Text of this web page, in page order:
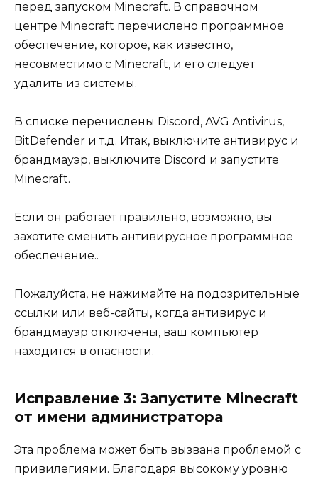
перед запуском Minecraft. В справочном
центре Minecraft перечислено программное
обеспечение, которое, как известно,
несовместимо с Minecraft, и его следует
удалить из системы.
В списке перечислены Discord, AVG Antivirus,
BitDefender и т.д. Итак, выключите антивирус и
брандмауэр, выключите Discord и запустите
Minecraft.
Если он работает правильно, возможно, вы
захотите сменить антивирусное программное
обеспечение..
Пожалуйста, не нажимайте на подозрительные
ссылки или веб-сайты, когда антивирус и
брандмауэр отключены, ваш компьютер
находится в опасности.
Исправление 3: Запустите Minecraft
от имени администратора
Эта проблема может быть вызвана проблемой с
привилегиями. Благодаря высокому уровню